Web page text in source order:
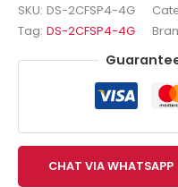
SKU: DS-2CFSP4-4G
Tag: DS-2CFSP4-4G
CHAT VIA WHATSAPP